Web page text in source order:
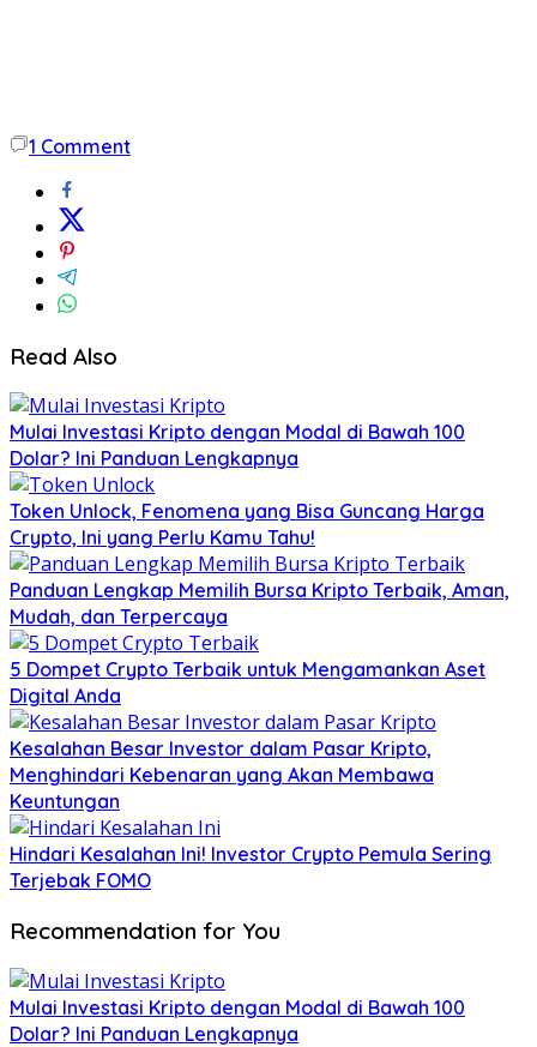
1 Comment
Read Also
Mulai Investasi Kripto dengan Modal di Bawah 100
Dolar? Ini Panduan Lengkapnya
Token Unlock, Fenomena yang Bisa Guncang Harga
Crypto, Ini yang Perlu Kamu Tahu!
Panduan Lengkap Memilih Bursa Kripto Terbaik, Aman,
Mudah, dan Terpercaya
5 Dompet Crypto Terbaik untuk Mengamankan Aset
Digital Anda
Kesalahan Besar Investor dalam Pasar Kripto,
Menghindari Kebenaran yang Akan Membawa
Keuntungan
Hindari Kesalahan Ini! Investor Crypto Pemula Sering
Terjebak FOMO
Recommendation for You
Mulai Investasi Kripto dengan Modal di Bawah 100
Dolar? Ini Panduan Lengkapnya